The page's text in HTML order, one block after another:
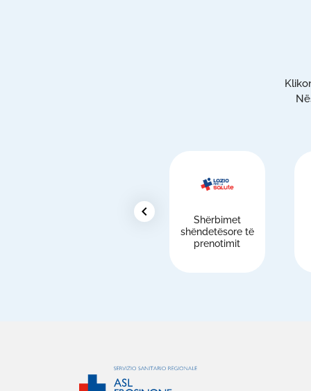
chevron_left
Shërbimet
shëndetësore të
prenotimit